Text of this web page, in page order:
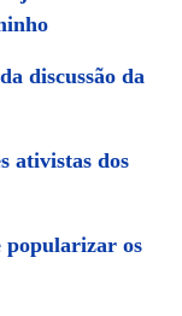
discussão da
ativistas dos
popularizar os